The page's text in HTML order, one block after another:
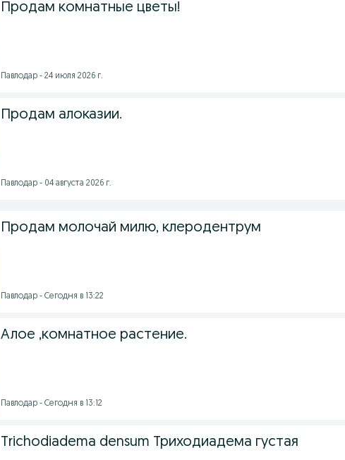
Продам комнатные цветы!
Павлодар - 24 июля 2026 г.
Продам алоказии.
Павлодар - 04 августа 2026 г.
Продам молочай милю, клеродентрум
Павлодар - Сегодня в 13:22
Алое ,комнатное растение.
Павлодар - Сегодня в 13:12
Trichodiadema densum Триходиадема густая